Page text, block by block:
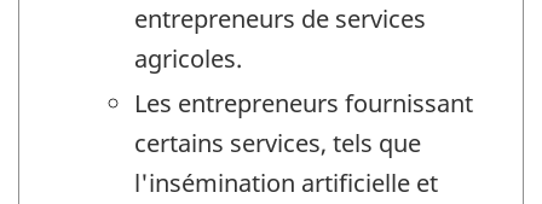
entrepreneurs de services
agricoles.
Les entrepreneurs fournissant
certains services, tels que
l'insémination artificielle et